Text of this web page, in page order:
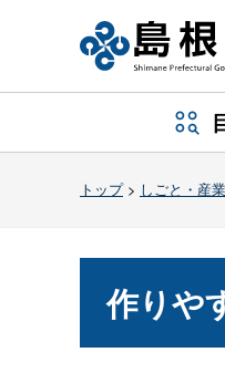
トップ> しごと・産業
作りや